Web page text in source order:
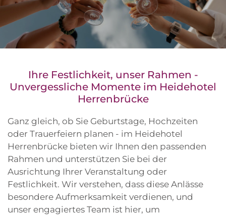
Ihre Festlichkeit, unser Rahmen -
Unvergessliche Momente im Heidehotel
Herrenbrücke
Ganz gleich, ob Sie Geburtstage, Hochzeiten
oder Trauerfeiern planen - im Heidehotel
Herrenbrücke bieten wir Ihnen den passenden
Rahmen und unterstützen Sie bei der
Ausrichtung Ihrer Veranstaltung oder
Festlichkeit. Wir verstehen, dass diese Anlässe
besondere Aufmerksamkeit verdienen, und
unser engagiertes Team ist hier, um